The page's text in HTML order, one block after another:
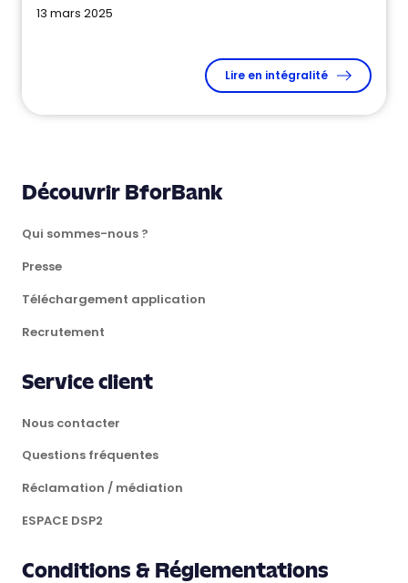
matière d'éducation financière
13 mars 2025
Lire en intégralité
Découvrir BforBank
Qui sommes-nous ?
Presse
Téléchargement application
Recrutement
Service client
Nous contacter
Questions fréquentes
Réclamation / médiation
ESPACE DSP2
Conditions & Réglementations